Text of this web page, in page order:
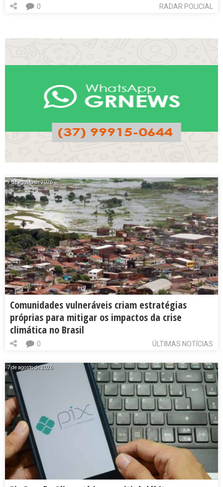
RADAR POLICIAL
0
7 de agosto de 2026
Comunidades vulneráveis criam estratégias
próprias para mitigar os impactos da crise
climática no Brasil
ÚLTIMAS NOTÍCIAS
0
7 de agosto de 2026